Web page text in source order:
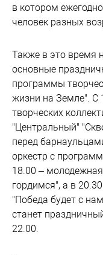
в котором
человек разных
Также в это время
основные
программы
жизни на Земле". С
творческих
"Центральный"
перед
оркестр с
18.00 –
гордимся", а в
"Победа будет с
станет
22.00.